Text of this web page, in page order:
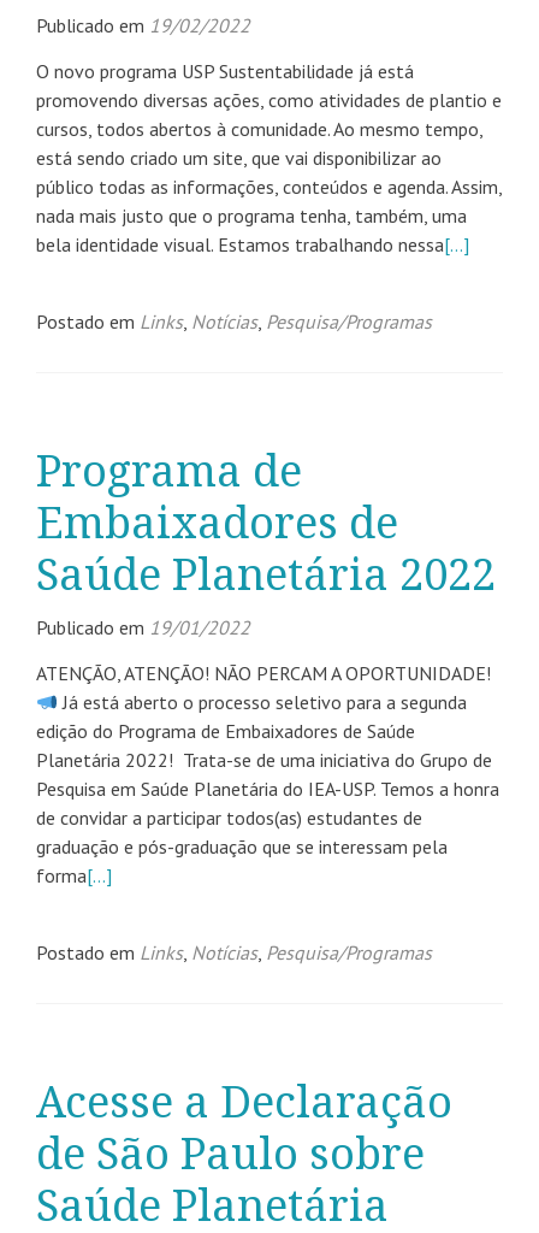
Publicado em 19/02/2022
O novo programa USP Sustentabilidade já está
promovendo diversas ações, como atividades de plantio e
cursos, todos abertos à comunidade. Ao mesmo tempo,
está sendo criado um site, que vai disponibilizar ao
público todas as informações, conteúdos e agenda. Assim,
nada mais justo que o programa tenha, também, uma
bela identidade visual. Estamos trabalhando nessa[…]
Postado em Links, Notícias, Pesquisa/Programas
Programa de
Embaixadores de
Saúde Planetária 2022
Publicado em 19/01/2022
ATENÇÃO, ATENÇÃO! NÃO PERCAM A OPORTUNIDADE!
Já está aberto o processo seletivo para a segunda
edição do Programa de Embaixadores de Saúde
Planetária 2022! Trata-se de uma iniciativa do Grupo de
Pesquisa em Saúde Planetária do IEA-USP. Temos a honra
de convidar a participar todos(as) estudantes de
graduação e pós-graduação que se interessam pela
forma[…]
Postado em Links, Notícias, Pesquisa/Programas
Acesse a Declaração
de São Paulo sobre
Saúde Planetária